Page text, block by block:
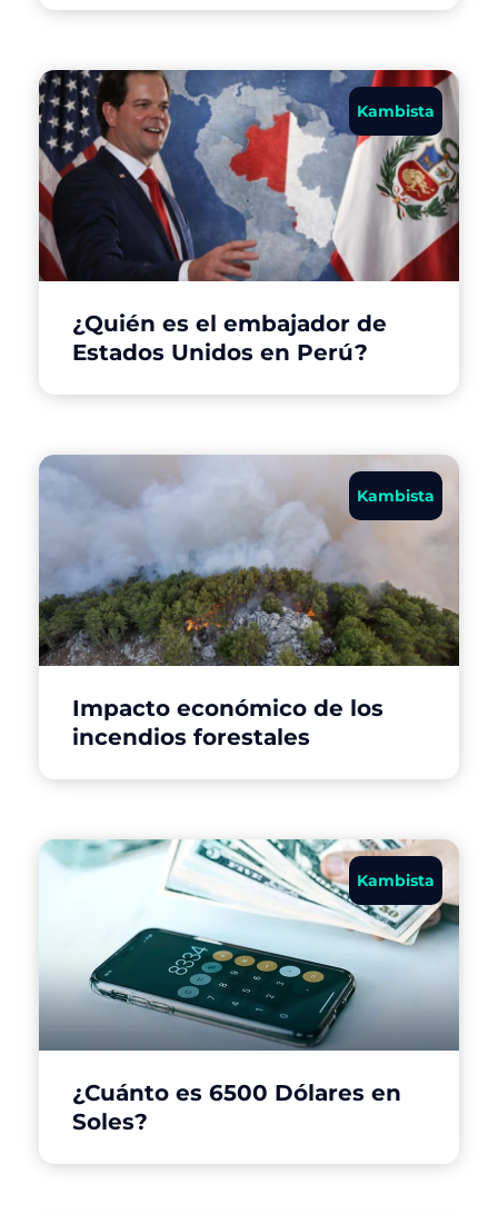
Kambista
¿Quién es el embajador de
Estados Unidos en Perú?
Kambista
Impacto económico de los
incendios forestales
Kambista
¿Cuánto es 6500 Dólares en
Soles?